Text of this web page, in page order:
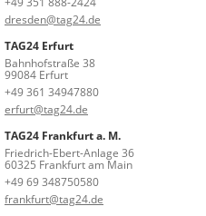
dresden@tag24.de
TAG24 Erfurt
Bahnhofstraße 38
99084 Erfurt
+49 361 34947880
erfurt@tag24.de
TAG24 Frankfurt a. M.
Friedrich-Ebert-Anlage 36
60325 Frankfurt am Main
+49 69 348750580
frankfurt@tag24.de